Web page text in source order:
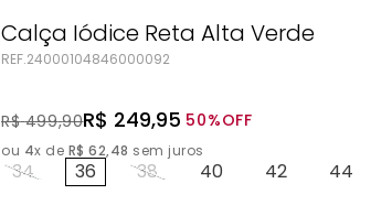
Calça Iódice Reta Alta Verde
REF.24000104846000092
R$ 499,90R$ 249,95 50%OFF
ou 4x de R$ 62,48 sem juros
34 36 38 40 42 44